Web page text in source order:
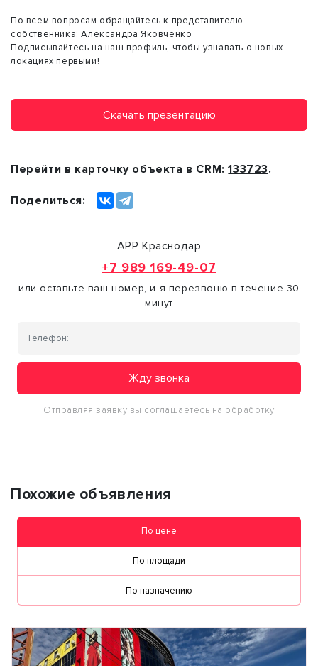
По всем вопросам обращайтесь к представителю
собственника: Александра Яковченко
Подписывайтесь на наш профиль, чтобы узнавать о новых
локациях первыми!
Скачать презентацию
Перейти в карточку объекта в CRM:133723.
Поделиться:
АРР Краснодар
+7 989 169-49-07
или оставьте ваш номер, и я перезвоню в течение 30
минут
Жду звонка
Отправляя заявку вы соглашаетесь на обработку
Похожие объявления
По цене
По площади
По назначению